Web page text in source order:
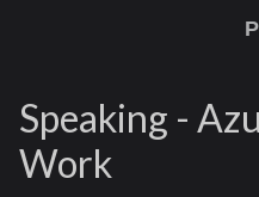
Speaking -
Work